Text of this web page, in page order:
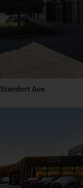
Standort Aue